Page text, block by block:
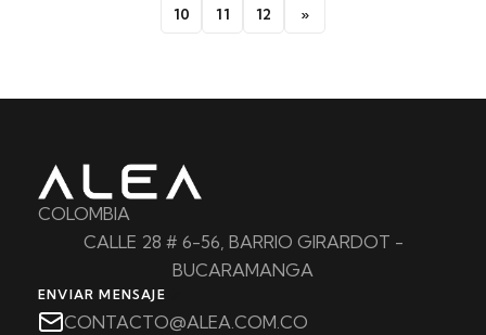
10
11 12 »
COLOMBIA
CALLE 28 # 6-56, BARRIO GIRARDOT -
BUCARAMANGA
ENVIAR MENSAJE
CONTACTO@ALEA.COM.CO